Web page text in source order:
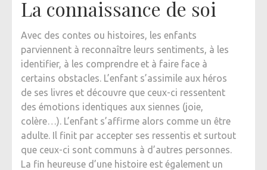
La connaissance de soi
Avec des contes ou histoires, les enfants
parviennent à reconnaître leurs sentiments, à les
identifier, à les comprendre et à faire face à
certains obstacles. L’enfant s’assimile aux héros
de ses livres et découvre que ceux-ci ressentent
des émotions identiques aux siennes (joie,
colère…). L’enfant s’affirme alors comme un être
adulte. Il finit par accepter ses ressentis et surtout
que ceux-ci sont communs à d’autres personnes.
La fin heureuse d’une histoire est également un